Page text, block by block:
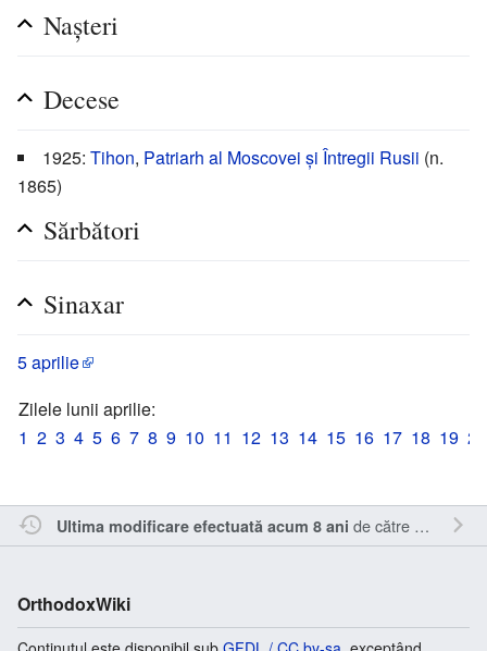
Naşteri
Decese
1925: Tihon, Patriarh al Moscovei și Întregii Rusii (n.
1865)
Sărbători
Sinaxar
5 aprilie
Zilele lunii aprilie:
1 2 3 4 5 6 7 8 9 10 11 12 13 14 15 16 17 18 19 20
Ultima modificare efectuată acum 8 ani de către Cristianm
OrthodoxWiki